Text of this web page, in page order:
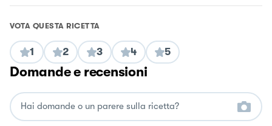
VOTA QUESTA RICETTA
1 2 3 4 5
Domande e recensioni